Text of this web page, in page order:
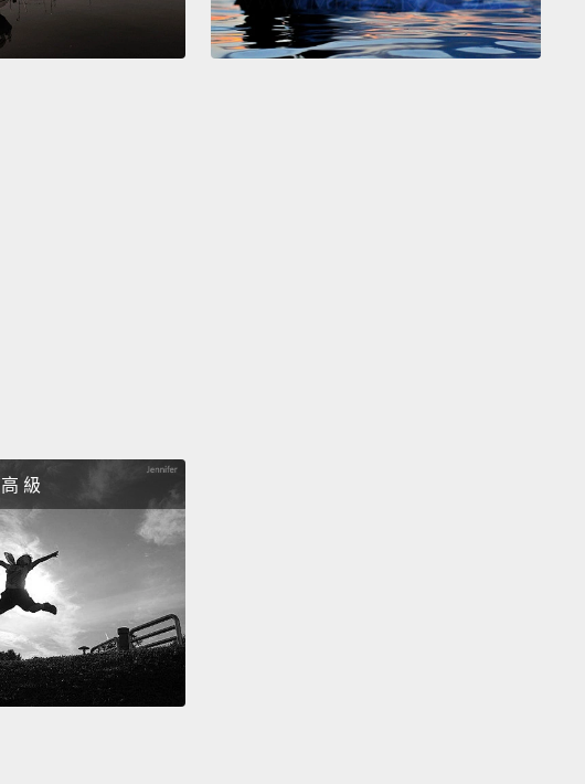
為止。
now.
好。就這些。希望你覺得這有用，現在先說再見了。
高 級